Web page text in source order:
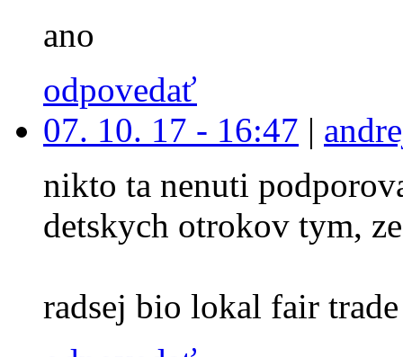
ano
odpovedať
07. 10. 17 - 16:47 |
nikto ta nenuti
detskych otrokov tym,
radsej bio lokal fair